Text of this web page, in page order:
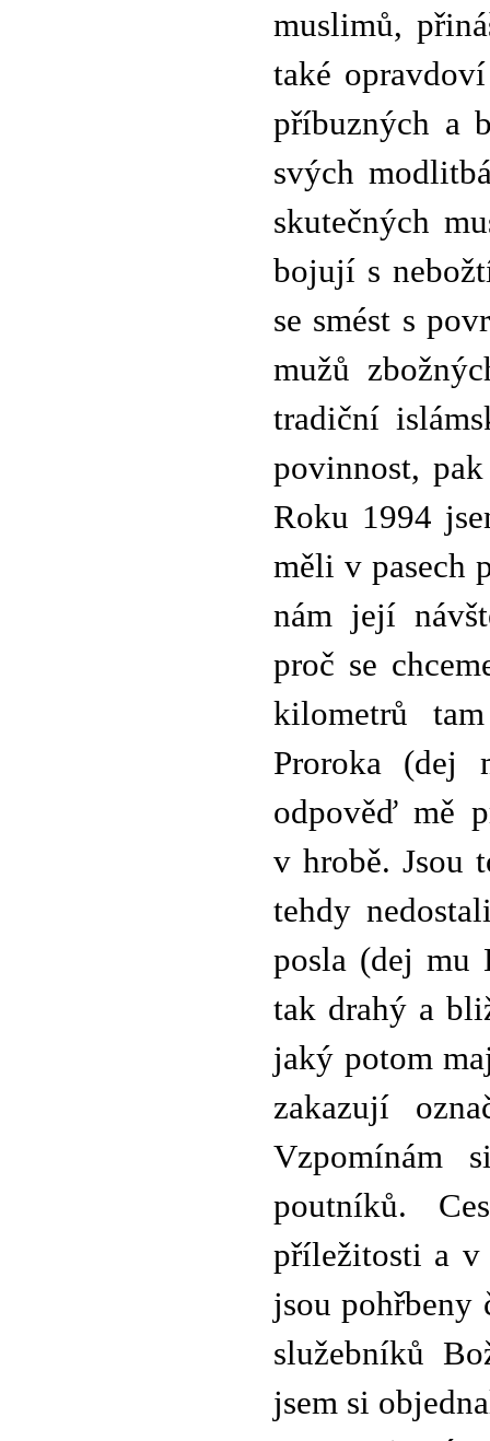
muslimů,
také
příbuzných a
svých
skutečných
bojují s
se smést s
mužů
tradiční
povinnost,
Roku 1994
měli v pasech
nám její
proč se
kilometrů
Proroka (dej
odpověď mě
v hrobě. Jsou
tehdy
posla (dej mu
tak drahý a
jaký potom
zakazují
Vzpomínám
poutníků.
příležitosti a v
jsou pohřbeny
služebníků
jsem si